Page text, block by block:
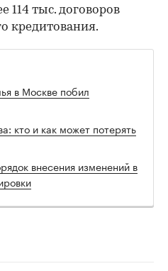
114 тыс. договоров
кредитования.
в Москве побил
кто и как может потерять
внесения изменений в